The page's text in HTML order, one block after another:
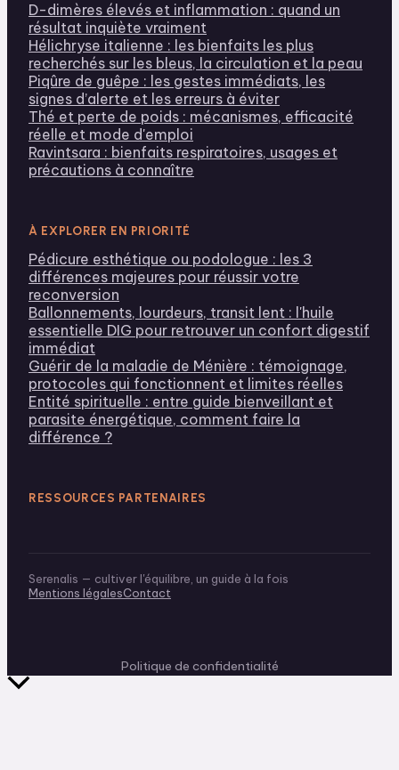
D-dimères élevés et inflammation : quand un
résultat inquiète vraiment
Hélichryse italienne : les bienfaits les plus
recherchés sur les bleus, la circulation et la peau
Piqûre de guêpe : les gestes immédiats, les
signes d’alerte et les erreurs à éviter
Thé et perte de poids : mécanismes, efficacité
réelle et mode d'emploi
Ravintsara : bienfaits respiratoires, usages et
précautions à connaître
À EXPLORER EN PRIORITÉ
Pédicure esthétique ou podologue : les 3
différences majeures pour réussir votre
reconversion
Ballonnements, lourdeurs, transit lent : l'huile
essentielle DIG pour retrouver un confort digestif
immédiat
Guérir de la maladie de Ménière : témoignage,
protocoles qui fonctionnent et limites réelles
Entité spirituelle : entre guide bienveillant et
parasite énergétique, comment faire la
différence ?
RESSOURCES PARTENAIRES
Serenalis — cultiver l'équilibre, un guide à la fois
Mentions légalesContact
Politique de confidentialité